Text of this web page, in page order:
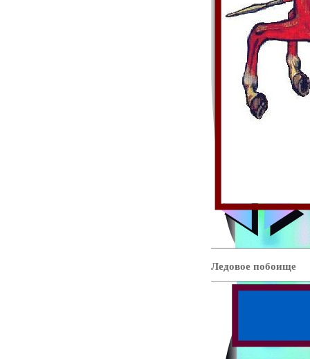
Ледовое побоище